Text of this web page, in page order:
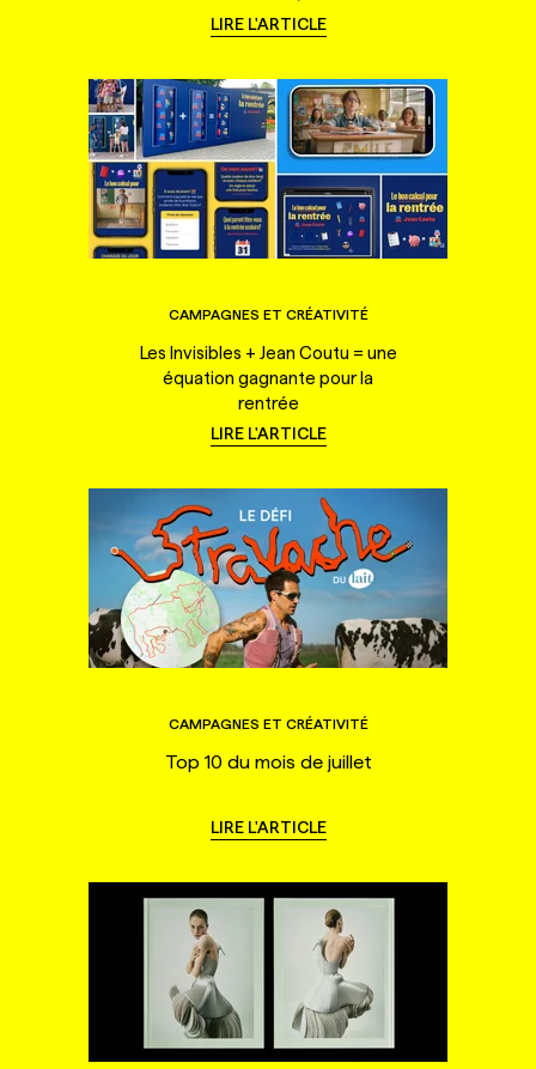
LIRE L'ARTICLE
CAMPAGNES ET CRÉATIVITÉ
Les Invisibles + Jean Coutu = une
équation gagnante pour la
rentrée
LIRE L'ARTICLE
CAMPAGNES ET CRÉATIVITÉ
Top 10 du mois de juillet
LIRE L'ARTICLE